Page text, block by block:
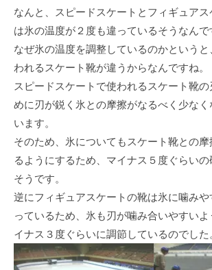
なんと、スピードスケートとフィギュア
は氷の温度が２度も違っているそうなんで
なぜ氷の温度を調整しているのかという
われるスケート靴が違うからなんですね。
スピードスケートで使われるスケート靴
めに刃が鋭く氷との摩擦がなるべく少なく
います。
そのため、氷についてもスケート靴との
るようにするため、マイナス５度ぐらい
そうです。
逆にフィギュアスケートの靴は氷に噛み
っているため、氷も刃が噛み合いやすい
イナス３度ぐらいに調節しているのでした